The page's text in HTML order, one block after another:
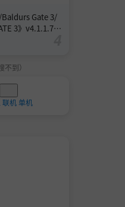
Baldurs Gate 3/
3》v4.1.1.739
官中免安
到）
联机单机